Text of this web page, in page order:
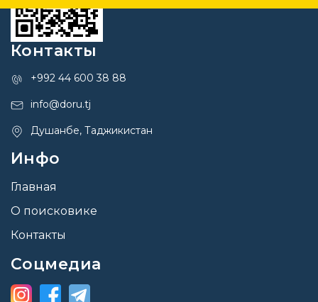
Контакты
+992 44 600 38 88
info@doru.tj
Душанбе, Таджикистан
Инфо
Главная
О поисковике
Контакты
Соцмедиа